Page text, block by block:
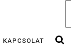
KAPCSOLAT